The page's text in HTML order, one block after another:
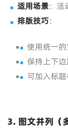
适用场景：活
排版技巧：
使用统一的
保持上下边
可加入标题
3. 图文并列（